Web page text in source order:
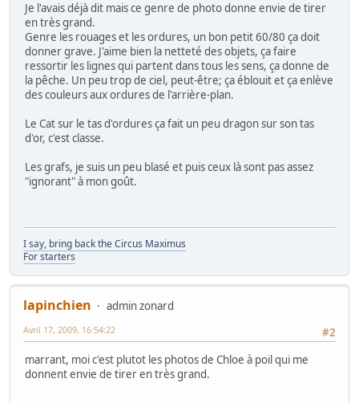
Je l'avais déjà dit mais ce genre de photo donne envie de tirer
en très grand.
Genre les rouages et les ordures, un bon petit 60/80 ça doit
donner grave. J'aime bien la netteté des objets, ça faire
ressortir les lignes qui partent dans tous les sens, ça donne de
la pêche. Un peu trop de ciel, peut-être; ça éblouit et ça enlève
des couleurs aux ordures de l'arrière-plan.
Le Cat sur le tas d'ordures ça fait un peu dragon sur son tas
d'or, c'est classe.
Les grafs, je suis un peu blasé et puis ceux là sont pas assez
"ignorant" à mon goût.
I say, bring back the Circus Maximus
For starters
lapinchien
admin zonard
#2
Avril 17, 2009, 16:54:22
marrant, moi c'est plutot les photos de Chloe à poil qui me
donnent envie de tirer en très grand.